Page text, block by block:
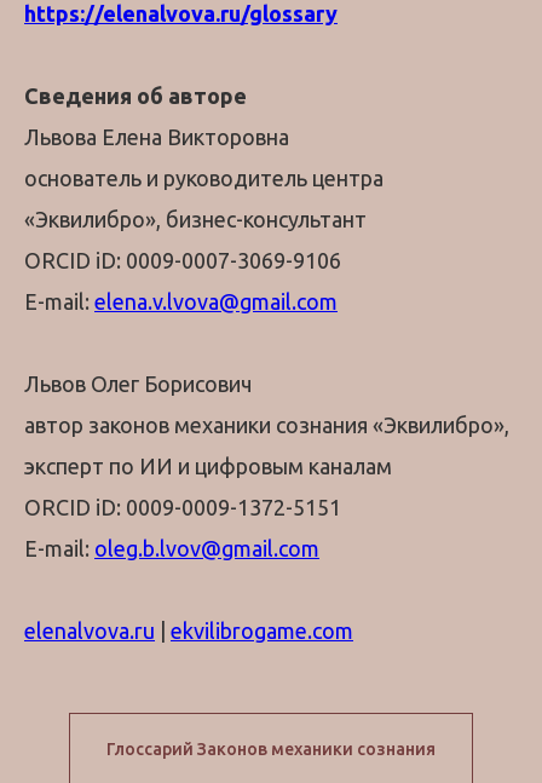
https://elenalvova.ru/glossary
Сведения об авторе
Львова Елена Викторовна
основатель и руководитель центра
«Эквилибро», бизнес-консультант
ORCID iD: 0009-0007-3069-9106
E-mail: elena.v.lvova@gmail.com
Львов Олег Борисович
автор законов механики сознания «Эквилибро»,
эксперт по ИИ и цифровым каналам
ORCID iD: 0009-0009-1372-5151
E-mail: oleg.b.lvov@gmail.com
elenalvova.ru ekvilibrogame.com
Глоссарий Законов механики сознания